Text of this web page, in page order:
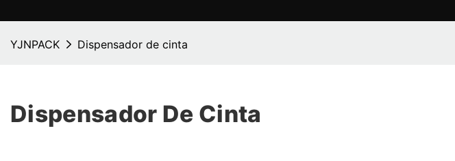
YJNPACK Dispensador de cinta
Dispensador De Cinta